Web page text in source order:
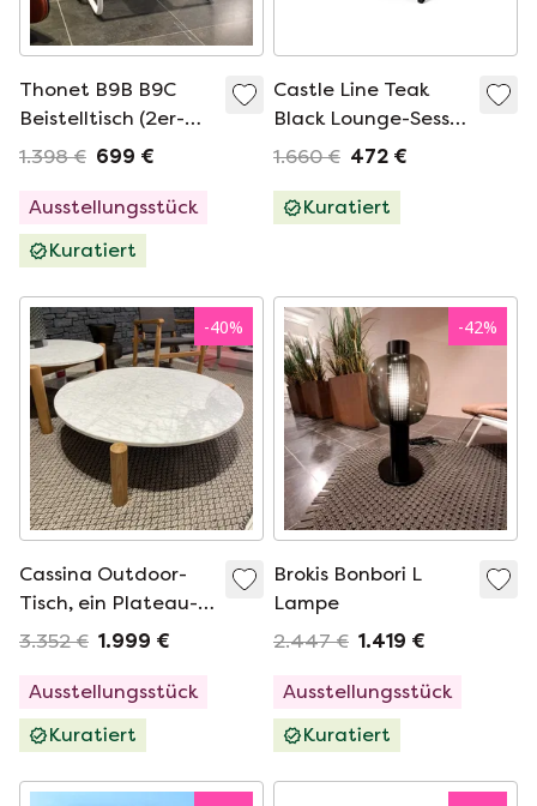
Thonet B9B B9C
Beistelltisch (2er-
Set)
1.398 € 699 €
Ausstellungsstück
Kuratiert
Castle Line Teak
Black Lounge-Sessel
(2er-Set) mit
1.660 € 472 €
Kuratiert
-40%
Cassina Outdoor-
Tisch, ein Plateau-
Gartentisch - ø102
3.352 € 1.999 €
Ausstellungsstück
Kuratiert
-42%
Brokis Bonbori L
Lampe
2.447 € 1.419 €
Ausstellungsstück
Kuratiert